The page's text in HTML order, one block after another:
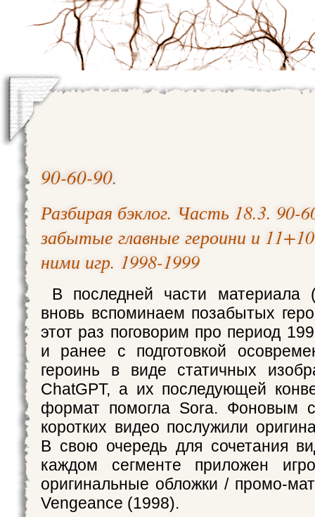
90-60-90.
Разбирая бэклог. Часть 18.3. 90-
забытые главные героини и
ними игр. 1998-1999
В последней части материала
вновь вспоминаем позабытых
этот раз поговорим про период
и ранее с подготовкой
героинь в виде статичных
ChatGPT, а их последующей
формат помогла Sora. Фоновым
коротких видео послужили
В свою очередь для сочетания
каждом сегменте приложен
оригинальные обложки / промо-
Vengeance (1998).